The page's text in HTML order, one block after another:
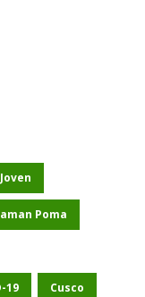
Poma
19 Cusco